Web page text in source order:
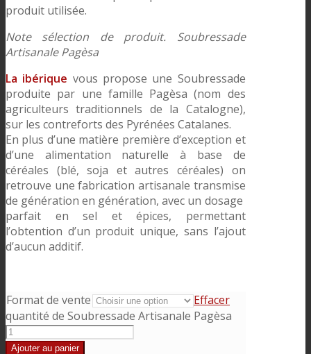
produit utilisée.
Note sélection de produit. Soubressade
Artisanale Pagèsa
La ibérique vous propose une Soubressade
produite par une famille Pagèsa (nom des
agriculteurs traditionnels de la Catalogne),
sur les contreforts des Pyrénées Catalanes.
En plus d’une matière première d’exception et
d’une alimentation naturelle à base de
céréales (blé, soja et autres céréales) on
retrouve une fabrication artisanale transmise
de génération en génération, avec un dosage
parfait en sel et épices, permettant
l’obtention d’un produit unique, sans l’ajout
d’aucun additif.
Format de vente
Effacer
quantité de Soubressade Artisanale Pagèsa
Ajouter au panier